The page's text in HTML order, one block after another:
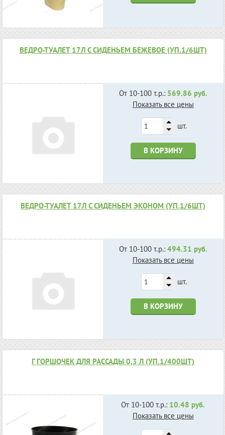
ВЕДРО-ТУАЛЕТ 17Л С СИДЕНЬЕМ БЕЖЕВОЕ (УП.1/6ШТ)
От 10-100 т.р.: 569.86 руб.
Показать все цены
шт.
В КОРЗИНУ
ВЕДРО-ТУАЛЕТ 17Л С СИДЕНЬЕМ ЭКОНОМ (УП.1/6ШТ)
От 10-100 т.р.: 494.31 руб.
Показать все цены
шт.
В КОРЗИНУ
Г ГОРШОЧЕК ДЛЯ РАССАДЫ 0,3 Л (УП.1/400ШТ)
От 10-100 т.р.: 10.48 руб.
Показать все цены